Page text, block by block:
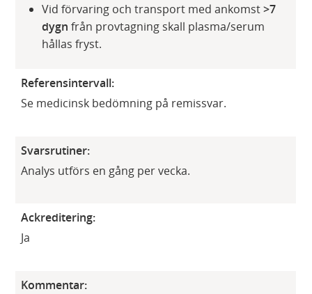
Vid förvaring och transport med ankomst>7
dygn från provtagning skall plasma/serum
hållas fryst.
Referensintervall:
Se medicinsk bedömning på remissvar.
Svarsrutiner:
Analys utförs en gång per vecka.
Ackreditering:
Ja
Kommentar: